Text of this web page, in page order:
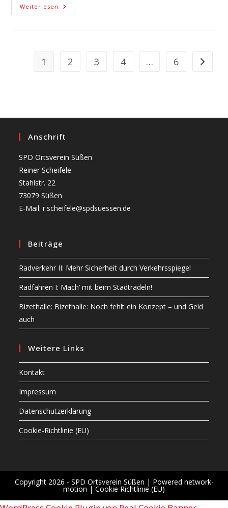
Weiterlesen Gemeinsam
Für
1 2 3 4 … 6 Zur
Anschrift
SPD Ortsverein Süßen
Reiner Scheifele
Stahlstr. 22
73079 Süßen
E-Mail: r.scheifele@spdsuessen.de
Beiträge
Radverkehr II: Mehr Sicherheit durch Verkehrsspiegel
Radfahren I: Mach‘ mit beim Stadtradeln!
Bizethalle: Bizethalle: Noch fehlt ein Konzept – und Geld
auch
Weitere Links
Kontakt
Impressum
Datenschutzerklärung
Cookie-Richtlinie (EU)
Copyright 2026 - SPD Ortsverein Süßen | Powered network-
motion | Cookie Richtlinie (EU)